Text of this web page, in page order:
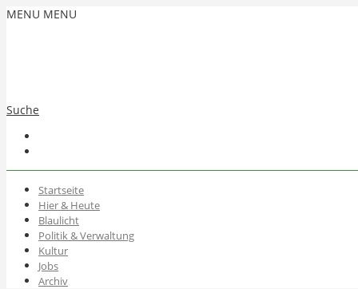
MENU MENU
Suche
Startseite
Hier & Heute
Blaulicht
Politik & Verwaltung
Kultur
Jobs
Archiv